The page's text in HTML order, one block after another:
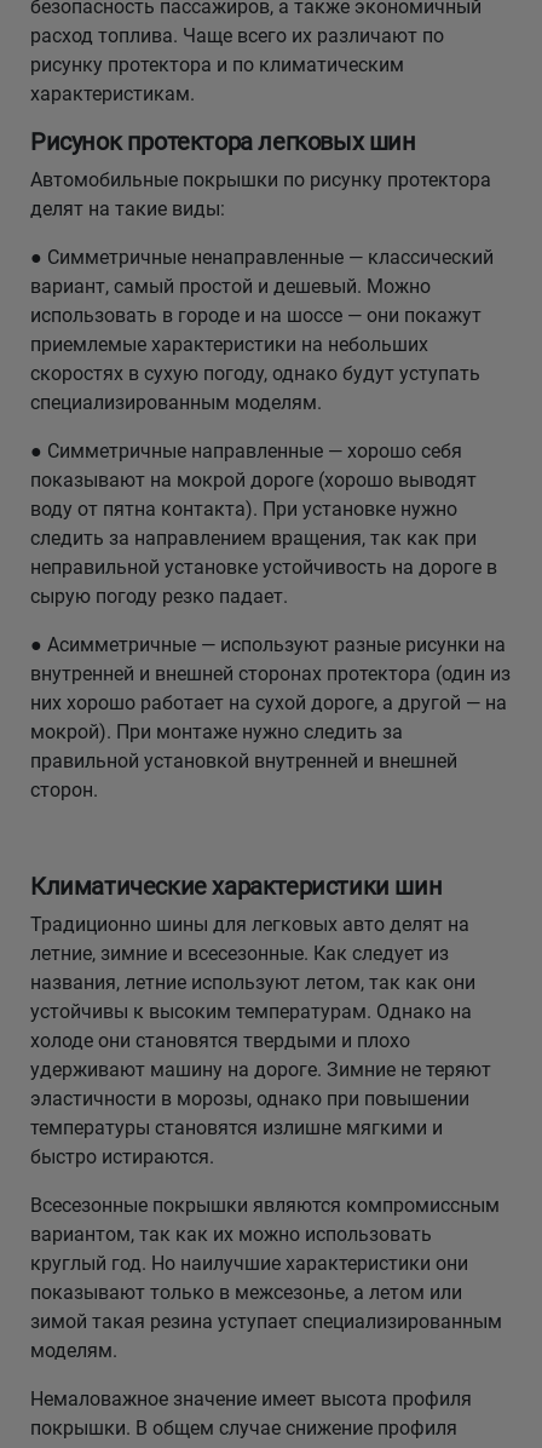
безопасность пассажиров, а также экономичный
расход топлива. Чаще всего их различают по
рисунку протектора и по климатическим
характеристикам.
Рисунок протектора легковых шин
Автомобильные покрышки по рисунку протектора
делят на такие виды:
● Симметричные ненаправленные — классический
вариант, самый простой и дешевый. Можно
использовать в городе и на шоссе — они покажут
приемлемые характеристики на небольших
скоростях в сухую погоду, однако будут уступать
специализированным моделям.
● Симметричные направленные — хорошо себя
показывают на мокрой дороге (хорошо выводят
воду от пятна контакта). При установке нужно
следить за направлением вращения, так как при
неправильной установке устойчивость на дороге в
сырую погоду резко падает.
● Асимметричные — используют разные рисунки на
внутренней и внешней сторонах протектора (один из
них хорошо работает на сухой дороге, а другой — на
мокрой). При монтаже нужно следить за
правильной установкой внутренней и внешней
сторон.
Климатические характеристики шин
Традиционно шины для легковых авто делят на
летние, зимние и всесезонные. Как следует из
названия, летние используют летом, так как они
устойчивы к высоким температурам. Однако на
холоде они становятся твердыми и плохо
удерживают машину на дороге. Зимние не теряют
эластичности в морозы, однако при повышении
температуры становятся излишне мягкими и
быстро истираются.
Всесезонные покрышки являются компромиссным
вариантом, так как их можно использовать
круглый год. Но наилучшие характеристики они
показывают только в межсезонье, а летом или
зимой такая резина уступает специализированным
моделям.
Немаловажное значение имеет высота профиля
покрышки. В общем случае снижение профиля